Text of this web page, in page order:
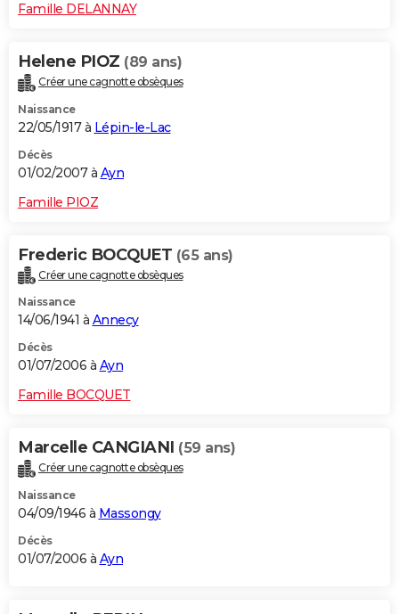
Famille DELANNAY
Helene PIOZ (89 ans)
Créer une cagnotte obsèques
Naissance
22/05/1917 à Lépin-le-Lac
Décès
01/02/2007 à Ayn
Famille PIOZ
Frederic BOCQUET (65 ans)
Créer une cagnotte obsèques
Naissance
14/06/1941 à Annecy
Décès
01/07/2006 à Ayn
Famille BOCQUET
Marcelle CANGIANI (59 ans)
Créer une cagnotte obsèques
Naissance
04/09/1946 à Massongy
Décès
01/07/2006 à Ayn